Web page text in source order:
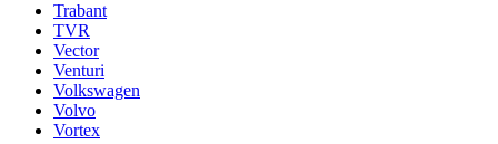
Trabant
TVR
Vector
Venturi
Volkswagen
Volvo
Vortex